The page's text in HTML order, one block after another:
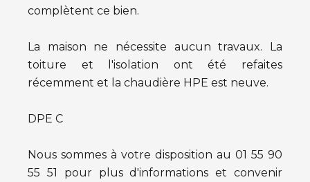
complètent ce bien.
La maison ne nécessite aucun travaux. La
toiture et l'isolation ont été refaites
récemment et la chaudière HPE est neuve.
DPE C
Nous sommes à votre disposition au 01 55 90
55 51 pour plus d'informations et convenir